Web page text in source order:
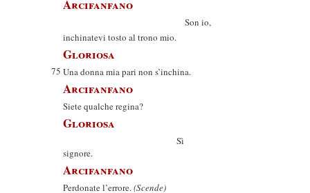
Arcifanfano
Son io,
inchinatevi tosto al trono mio.
Gloriosa
75 Una donna mia pari non s’inchina.
Arcifanfano
Siete qualche regina?
Gloriosa
Sì
signore.
Arcifanfano
Perdonate l’errore.(Scende)